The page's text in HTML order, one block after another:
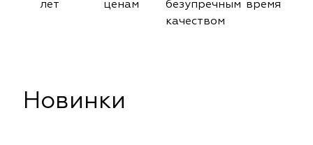
лет
ценам
безупречным
качеством
время
Новинки